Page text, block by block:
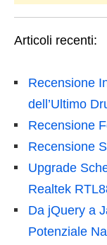
Articoli recenti:
Recensione
dell’Ultimo
Recensione
Recensione
Upgrade
Realtek
Da jQuery a
Potenziale